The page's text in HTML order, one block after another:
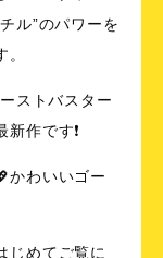
ル”のパワーを
ストバスター
作です❗
かわいいゴー
じめてご覧に